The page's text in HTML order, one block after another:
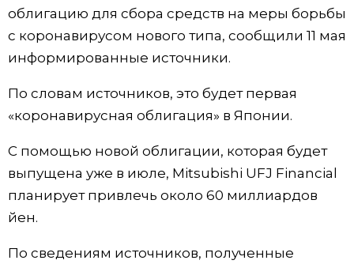
Люди
Политика
Культура
Популярные статьи
Японский калейдоскоп
облигацию для сбора средств на меры борьбы
с коронавирусом нового типа, сообщили 11 мая
информированные источники.
По словам источников, это будет первая
«коронавирусная облигация» в Японии.
С помощью новой облигации, которая будет
выпущена уже в июле, Mitsubishi UFJ Financial
планирует привлечь около 60 миллиардов
йен.
По сведениям источников, полученные